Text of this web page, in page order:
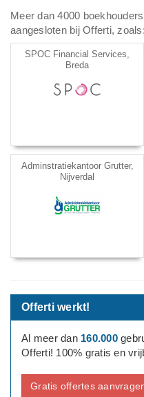
Meer dan 4000
aangesloten bij Offerti, zoals:
SPOC Financial Services,
Breda
Adminstratiekantoor Grutter,
Nijverdal
Offerti werkt!
Al meer dan 160.000
Offerti! 100% gratis en
Gratis offertes